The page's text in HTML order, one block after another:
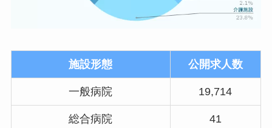
施設形態 公開求人数
一般病院 19,714
総合病院 41